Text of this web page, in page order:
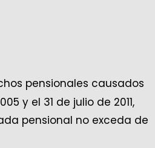
pensionales causados
y el 31 de julio de 2011,
pensional no exceda de